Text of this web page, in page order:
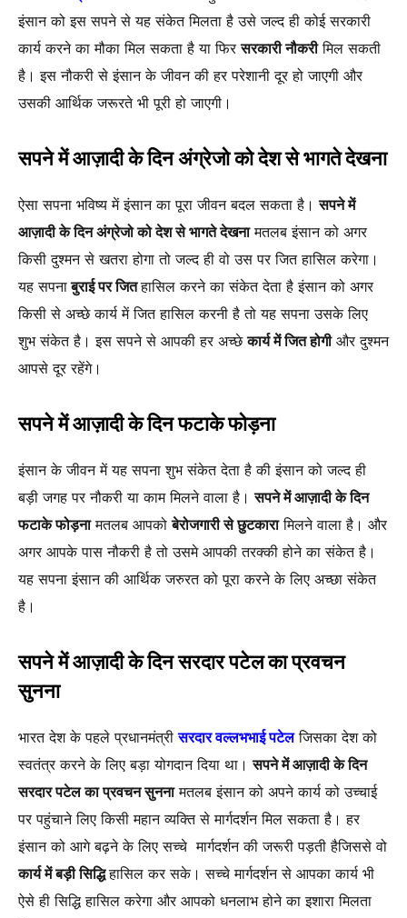
इंसान को इस सपने से यह संकेत मिलता है उसे जल्द ही कोई सरकारी
कार्य करने का मौका मिल सकता है या फिरसरकारी नौकरीमिल सकती
है। इस नौकरी से इंसान के जीवन की हर परेशानी दूर हो जाएगी और
उसकी आर्थिक जरूरते भी पूरी हो जाएगी।
सपने में आज़ादी के दिन अंग्रेजो को देश से भागते देखना
ऐसा सपना भविष्य में इंसान का पूरा जीवन बदल सकता है।सपने में
आज़ादी के दिन अंग्रेजो को देश से भागते देखनामतलब इंसान को अगर
किसी दुश्मन से खतरा होगा तो जल्द ही वो उस पर जित हासिल करेगा।
यह सपनाबुराई पर जितहासिल करने का संकेत देता है इंसान को अगर
किसी से अच्छे कार्य में जित हासिल करनी है तो यह सपना उसके लिए
शुभ संकेत है। इस सपने से आपकी हर अच्छेकार्य में जित होगीऔर दुश्मन
आपसे दूर रहेंगे।
सपने में आज़ादी के दिन फटाके फोड़ना
इंसान के जीवन में यह सपना शुभ संकेत देता है की इंसान को जल्द ही
बड़ी जगह पर नौकरी या काम मिलने वाला है।सपने में आज़ादी के दिन
फटाके फोड़नामतलब आपकोबेरोजगारी से छुटकारामिलने वाला है। और
अगर आपके पास नौकरी है तो उसमे आपकी तरक्की होने का संकेत है।
यह सपना इंसान की आर्थिक जरुरत को पूरा करने के लिए अच्छा संकेत
है।
सपने में आज़ादी के दिन सरदार पटेल का प्रवचन
सुनना
भारत देश के पहले प्रधानमंत्रीसरदार वल्लभभाई पटेलजिसका देश को
स्वतंत्र करने के लिए बड़ा योगदान दिया था।सपने में आज़ादी के दिन
सरदार पटेल का प्रवचन सुननामतलब इंसान को अपने कार्य को उच्चाई
पर पहुंचाने लिए किसी महान व्यक्ति से मार्गदर्शन मिल सकता है। हर
इंसान को आगे बढ़ने के लिए सच्चे मार्गदर्शन की जरूरी पड़ती हैजिससे वो
कार्य में बड़ी सिद्धिहासिल कर सके। सच्चे मार्गदर्शन से आपका कार्य भी
ऐसे ही सिद्धि हासिल करेगा और आपको धनलाभ होने का इशारा मिलता